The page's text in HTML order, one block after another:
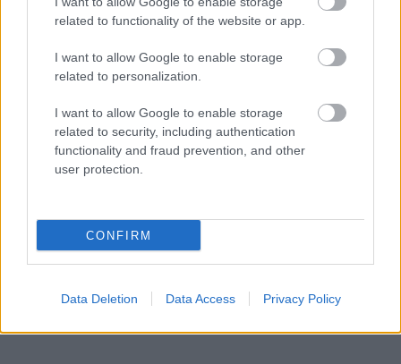
related to functionality of the website or app.
I want to allow Google to enable storage
related to personalization.
I want to allow Google to enable storage
related to security, including authentication
functionality and fraud prevention, and other
user protection.
CONFIRM
Data Deletion Data Access Privacy Policy
ΔΙΟΙΚΗΤΙΚΑ ΝΕΑ 12/06/2015
Δηλαβέρη-Μεσσάλας : “Να προσελκύσουμε κόσμο
Στο πλαίσιο της συνέντευξης Τύπου του Πανελληνίου
πρωταθλήματος beach volley ανδρών και γυναικών για το
2015, όπου το «παρών» έδωσε ο Περιφερειακός
εκπροσώπησαν η Αθηνά Δηλαβέρη και ο Αλέξανδρος